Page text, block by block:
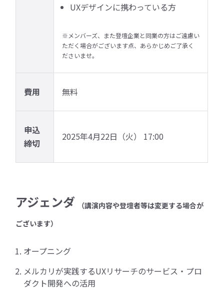
UXデザインに携わっている方
※メンバーズ、また登壇企業と同業の方はご遠慮い
ただく場合がございます点、あらかじめご了承く
ださいませ。
費用 無料
申込
締切
2025年4月22日（火） 17:00
アジェンダ
（講演内容や登壇者等は変更する場合が
ございます）
オープニング
メルカリが実践するUXリサーチのサービス・プロ
ダクト開発への活用